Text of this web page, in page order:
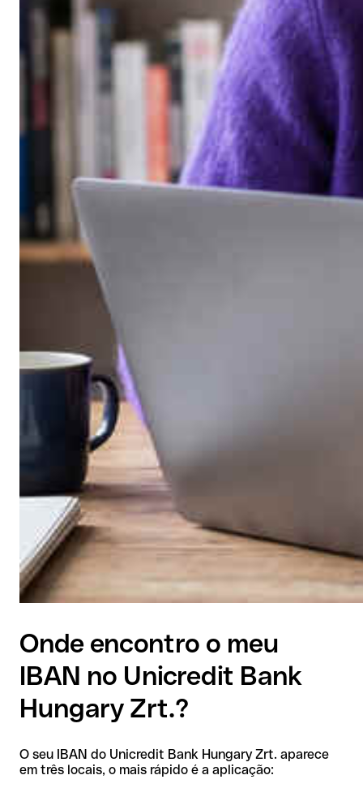
Onde encontro o meu
IBAN no Unicredit Bank
Hungary Zrt.?
O seu IBAN do Unicredit Bank Hungary Zrt. aparece
em três locais, o mais rápido é a aplicação: